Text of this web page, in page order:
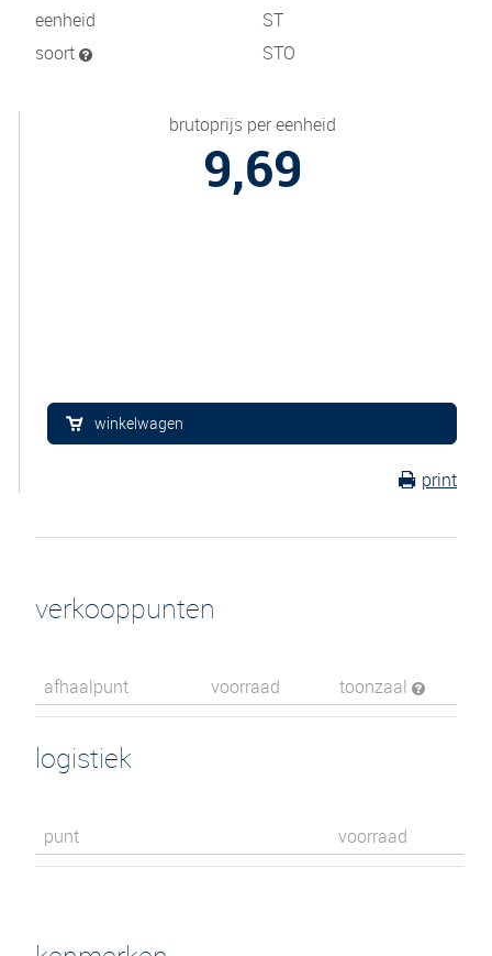
eenheid
ST
soort
STO
brutoprijs per eenheid
9,69
winkelwagen
print
verkooppunten
afhaalpunt voorraad toonzaal
logistiek
punt voorraad